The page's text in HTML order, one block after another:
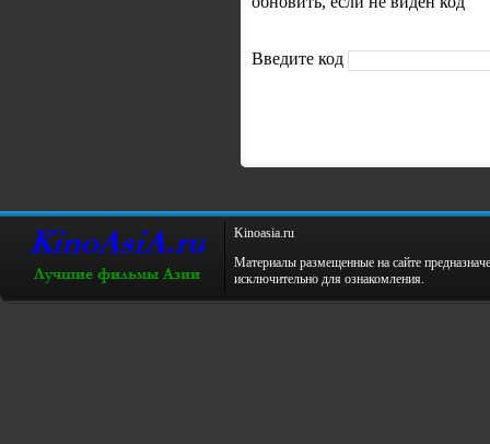
Введите код
Kinoаsiа.ru
Материалы размещенные на сайте
исключительно для ознакомления.